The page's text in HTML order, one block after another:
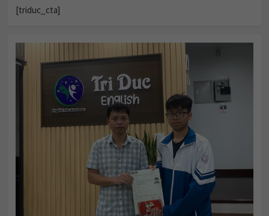
[triduc_cta]